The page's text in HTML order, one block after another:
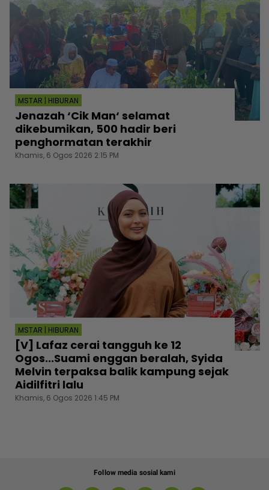
MSTAR | HIBURAN
Jenazah ‘Cik Man‘ selamat
dikebumikan, 500 hadir beri
penghormatan terakhir
Khamis, 6 Ogos 2026 2:15 PM
MSTAR | HIBURAN
[V] Lafaz cerai tangguh ke 12
Ogos...Suami enggan beralah, Syida
Melvin terpaksa balik kampung sejak
Aidilfitri lalu
Khamis, 6 Ogos 2026 1:45 PM
Follow media sosial kami